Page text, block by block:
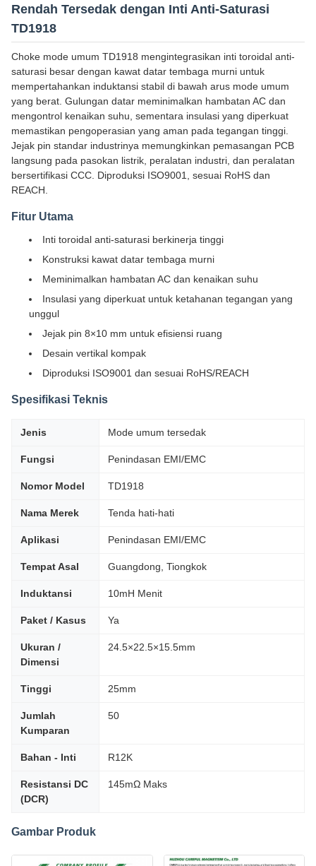
Rendah Tersedak dengan Inti Anti-Saturasi
TD1918
Choke mode umum TD1918 mengintegrasikan inti toroidal anti-
saturasi besar dengan kawat datar tembaga murni untuk
mempertahankan induktansi stabil di bawah arus mode umum
yang berat. Gulungan datar meminimalkan hambatan AC dan
mengontrol kenaikan suhu, sementara insulasi yang diperkuat
memastikan pengoperasian yang aman pada tegangan tinggi.
Jejak pin standar industrinya memungkinkan pemasangan PCB
langsung pada pasokan listrik, peralatan industri, dan peralatan
bersertifikasi CCC. Diproduksi ISO9001, sesuai RoHS dan
REACH.
Fitur Utama
Inti toroidal anti-saturasi berkinerja tinggi
Konstruksi kawat datar tembaga murni
Meminimalkan hambatan AC dan kenaikan suhu
Insulasi yang diperkuat untuk ketahanan tegangan yang
unggul
Jejak pin 8×10 mm untuk efisiensi ruang
Desain vertikal kompak
Diproduksi ISO9001 dan sesuai RoHS/REACH
Spesifikasi Teknis
Jenis Mode umum tersedak
Fungsi Penindasan EMI/EMC
Nomor Model TD1918
Nama Merek Tenda hati-hati
Aplikasi Penindasan EMI/EMC
Tempat Asal Guangdong, Tiongkok
Induktansi 10mH Menit
Paket / Kasus Ya
Ukuran /
Dimensi
24.5×22.5×15.5mm
Tinggi 25mm
Jumlah
Kumparan
50
Bahan - Inti R12K
Resistansi DC
(DCR)
145mΩ Maks
Gambar Produk